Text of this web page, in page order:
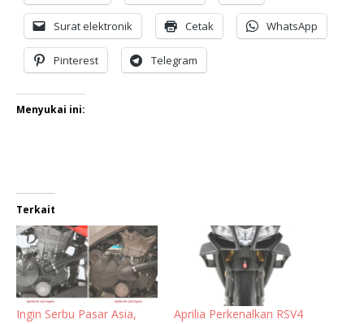
Surat elektronik Cetak WhatsApp
Pinterest Telegram
Menyukai ini:
Terkait
Ingin Serbu Pasar Asia,
Aprilia Perkenalkan RSV4